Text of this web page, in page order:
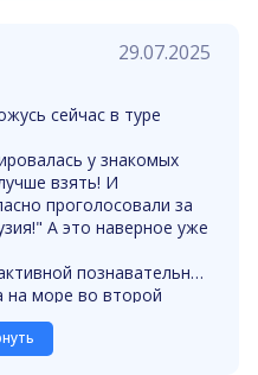
или ресторанах. Столы
лилось рекой. В
Мне есть с чем
в Грузию на
29.07.2025
сейчас в туре
у знакомых
взять! И
проголосовали за
А это наверное уже
познавательной
на море во второй
мы прибыли, я увидела
тур - это гид по самым
людям, для